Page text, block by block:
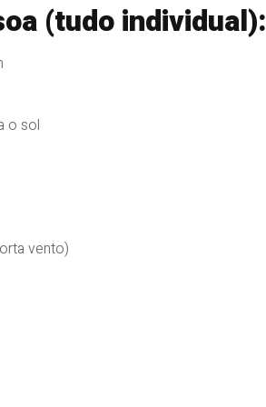
(tudo individual):
o sol
vento)